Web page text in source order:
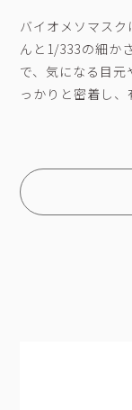
バイオメソマス
んと1/333の細か
で、気になる目
っかりと密着し、